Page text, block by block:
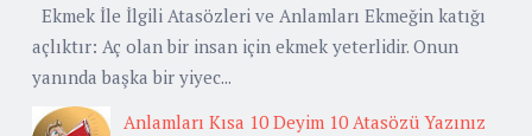
Ekmek İle İlgili Atasözleri ve Anlamları Ekmeğin katığı
açlıktır: Aç olan bir insan için ekmek yeterlidir. Onun
yanında başka bir yiyec...
Anlamları Kısa 10 Deyim 10 Atasözü Yazınız